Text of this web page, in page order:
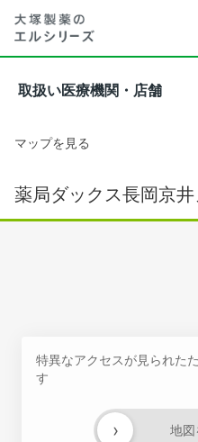
取扱い医療機関・店舗
マップを見る
薬局ダックス長岡京
特異なアクセスが見られた
す
地
›